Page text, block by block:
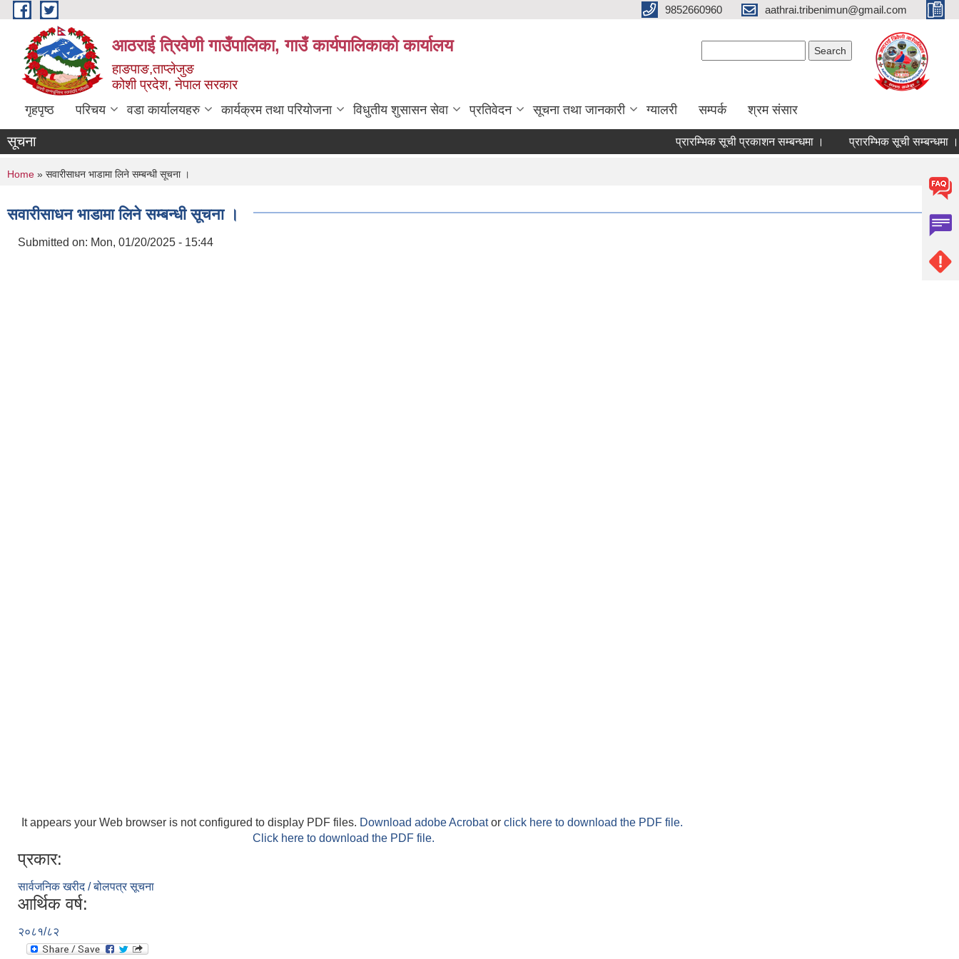
Skip to main content 9852660960 aathrai.tribenimun@gmail.com
आठराई त्रिवेणी गाउँपालिका, गाउँ कार्यपालिकाको कार्यालय
हाङपाङ,ताप्लेजुङ
कोशी प्रदेश, नेपाल सरकार
गृहपृष्ठ परिचय वडा कार्यालयहरु कार्यक्रम तथा परियोजना विधुतीय शुसासन सेवा प्रतिवेदन सूचना तथा जानकारी ग्यालरी सम्पर्क श्रम संसार
सूचना प्रारम्भिक सूची प्रकाशन सम्बन्धमा । प्रारम्भिक सूची सम्बन्धमा ।
You are here
Home » सवारीसाधन भाडामा लिने सम्बन्धी सूचना ।
सवारीसाधन भाडामा लिने सम्बन्धी सूचना ।
Submitted on: Mon, 01/20/2025 - 15:44
It appears your Web browser is not configured to display PDF files. Download adobe Acrobator click here to download the PDF file.
Click here to download the PDF file.
प्रकार:
सार्वजनिक खरीद / बोलपत्र सूचना
आर्थिक वर्ष:
२०८१/८२